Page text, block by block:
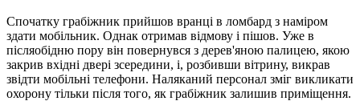
Спочатку грабіжник прийшов вранці в ломбард з наміром
здати мобільник. Однак отримав відмову і пішов. Уже в
післяобідню пору він повернувся з дерев'яною палицею, якою
закрив вхідні двері зсередини, і, розбивши вітрину, викрав
звідти мобільні телефони. Наляканий персонал зміг викликати
охорону тільки після того, як грабіжник залишив приміщення.